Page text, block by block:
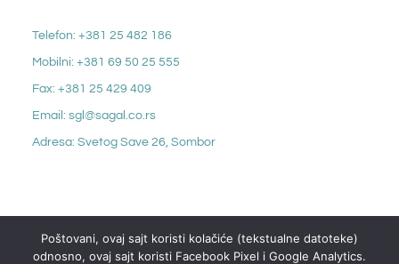
Telefon: +381 25 482 186
Mobilni: +381 69 50 25 555
Fax: +381 25 429 409
Email: sgl@sagal.co.rs
Adresa: Svetog Save 26, Sombor
Poštovani, ovaj sajt koristi kolačiće (tekstualne datoteke)
odnosno, ovaj sajt koristi Facebook Pixel i Google Analytics.